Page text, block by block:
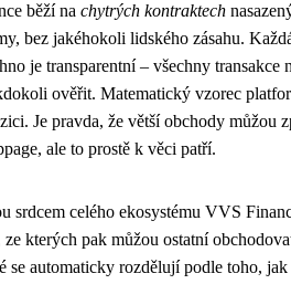
běží na chytrých kontraktech
bez jakéhokoli lidského zásahu.
je transparentní – všechny transakce
ověřit. Matematický vzorec
Je pravda, že větší obchody můžou
ale to prostě k věci patří.
srdcem celého ekosystému VVS
kterých pak můžou ostatní
se automaticky rozdělují podle toho,